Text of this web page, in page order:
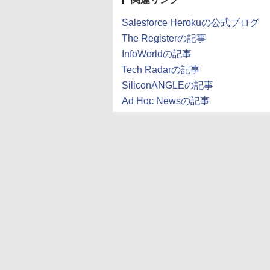
Salesforce Herokuの公式ブログ
The Registerの記事
InfoWorldの記事
Tech Radarの記事
SiliconANGLEの記事
Ad Hoc Newsの記事